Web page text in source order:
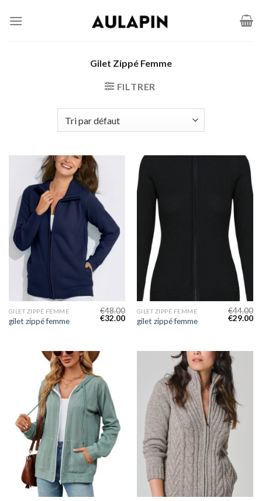
Gilet Zippé Femme
FILTRER
GILET ZIPPÉ FEMME
gilet zippé femme
€48.00
€32.00
GILET ZIPPÉ FEMME
gilet zippé femme
€44.00
€29.00